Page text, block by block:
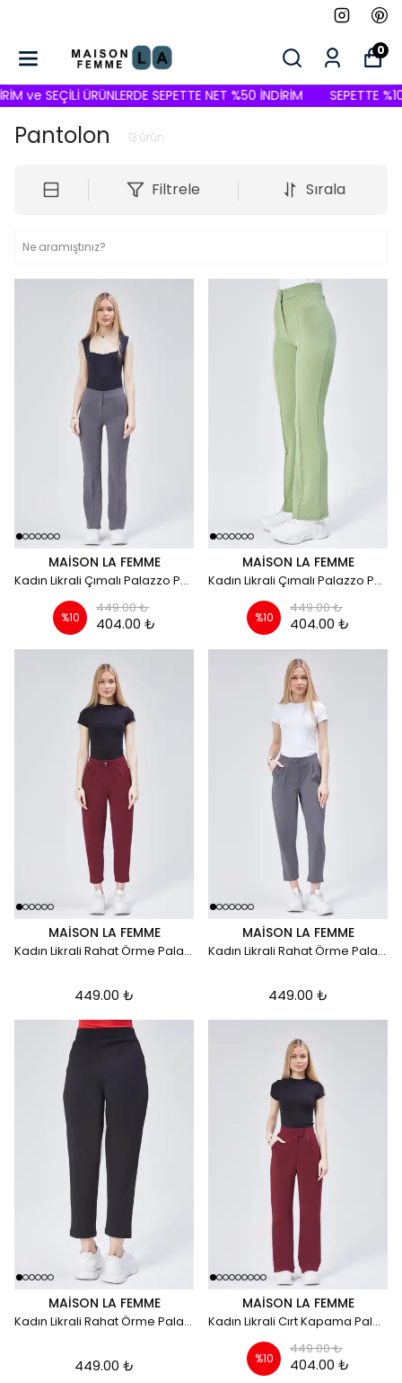
0
SEÇİLİ ÜRÜNLERDE SEPETTE NET %50 İNDİRİM SEPETTE %10
Pantolon 13 ürün
Filtrele Sırala
MAISON LA FEMME
Kadın Likrali Çımalı Palazzo Pantolon - gri
%10
449.00 ₺
404.00 ₺
MAISON LA FEMME
Kadın Likrali Çımalı Palazzo Pantolon - yeşil
%10
449.00 ₺
404.00 ₺
MAISON LA FEMME
Kadın Likrali Rahat Örme Palazzo Pantolon - Bordro
449.00 ₺
MAISON LA FEMME
Kadın Likrali Rahat Örme Palazzo Pantolon - gri
449.00 ₺
MAISON LA FEMME
Kadın Likrali Rahat Örme Palazzo Pantolon - siyah
449.00 ₺
MAISON LA FEMME
Kadın Likrali Cırt Kapama Palazzo Pantolon - bordo
%10
449.00 ₺
404.00 ₺